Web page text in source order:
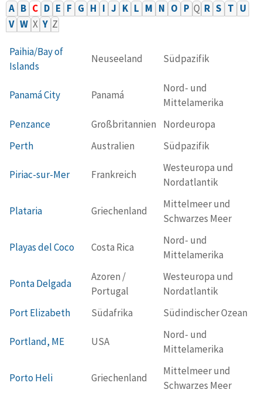
A B C D E F G H I J K L M N O P Q R S T U
V W X Y Z
Paihia/Bay of
Islands
Neuseeland Südpazifik
Panamá City Panamá
Nord- und
Mittelamerika
Penzance
Großbritannien
Nordeuropa
Perth
Australien Südpazifik
Piriac-sur-Mer Frankreich
Westeuropa und
Nordatlantik
Plataria Griechenland
Mittelmeer und
Schwarzes Meer
Playas del Coco Costa Rica
Nord- und
Mittelamerika
Ponta Delgada
Azoren /
Portugal
Westeuropa und
Nordatlantik
Port Elizabeth
Südafrika Südindischer Ozean
Portland, ME USA
Nord- und
Mittelamerika
Porto Heli Griechenland
Mittelmeer und
Schwarzes Meer